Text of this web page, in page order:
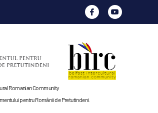
Romanian Community
pentru Românii de Pretutindeni